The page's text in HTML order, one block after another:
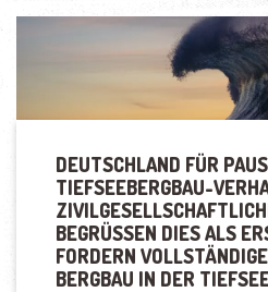
DEUTSCHLAND FÜR
TIEFSEEBERGBAU-
BEGRÜSSEN DIES ALS
ORDERN VOLLSTÄNDIGE
ERGBAU IN DER TIEFSEE